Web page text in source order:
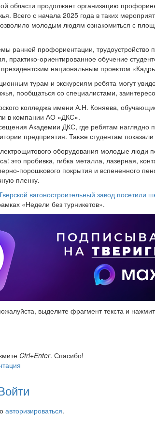
области продолжает организацию
Всего с начала 2025 года в таких
молодым людям ознакомиться с
ранней профориентации, трудоустройство
практико-ориентированное обучение
президентским национальным проектом
турам и экскурсиям ребята могут
пообщаться со специалистами,
колледжа имени А.Н. Коняева,
в компании АО «ДКС».
Академии ДКС, где ребятам
предприятия. Также студентам
оборудования молодые люди
это пробивка, гибка металла, лазерная,
порошкового покрытия и вспененного
пленку.
вагоностроительный завод посетили
«Недели без турникетов».
выделите фрагмент текста и
Ctrl+Enter. Спасибо!
авторизироваться.